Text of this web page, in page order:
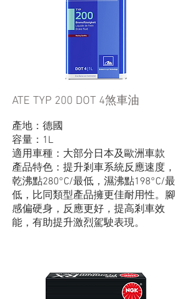
ATE TYP 200 DOT 4煞車油
產地：德國
容量：1L
適用車種：大部分日本及歐洲車款
產品特色：提升剎車系統反應速度，
乾沸點280°C/最低，濕沸點198°C/最
低，比同類型產品擁更佳耐用性。腳
感偏硬身，反應更好，提高剎車效
能，有助提升激烈駕駛表現。